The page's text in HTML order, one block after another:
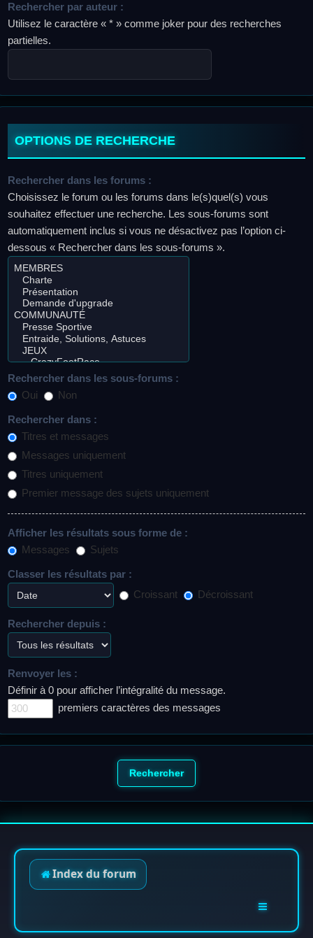
Rechercher par auteur :
Utilisez le caractère « * » comme joker pour des recherches
partielles.
OPTIONS DE RECHERCHE
Rechercher dans les forums :
Choisissez le forum ou les forums dans le(s)quel(s) vous
souhaitez effectuer une recherche. Les sous-forums sont
automatiquement inclus si vous ne désactivez pas l’option ci-
dessous « Rechercher dans les sous-forums ».
Rechercher dans les sous-forums :
Oui
Non
Rechercher dans :
Titres et messages
Messages uniquement
Titres uniquement
Premier message des sujets uniquement
Afficher les résultats sous forme de :
Messages
Sujets
Classer les résultats par :
Croissant
Décroissant
Rechercher depuis :
Renvoyer les :
Définir à 0 pour afficher l’intégralité du message.
premiers caractères des messages
Index du forum